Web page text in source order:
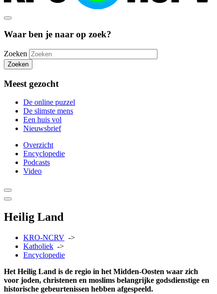
Waar ben je naar op zoek?
Zoeken
Zoeken
Meest gezocht
De online puzzel
De slimste mens
Een huis vol
Nieuwsbrief
Overzicht
Encyclopedie
Podcasts
Video
Heilig Land
KRO-NCRV ->
Katholiek ->
Encyclopedie
Het Heilig Land is de regio in het Midden-Oosten waar zich
voor joden, christenen en moslims belangrijke godsdienstige en
historische gebeurtenissen hebben afgespeeld.